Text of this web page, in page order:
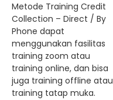
Metode Training Credit
Collection – Direct / By
Phone dapat
menggunakan fasilitas
training zoom atau
training online, dan bisa
juga training offline atau
training tatap muka.